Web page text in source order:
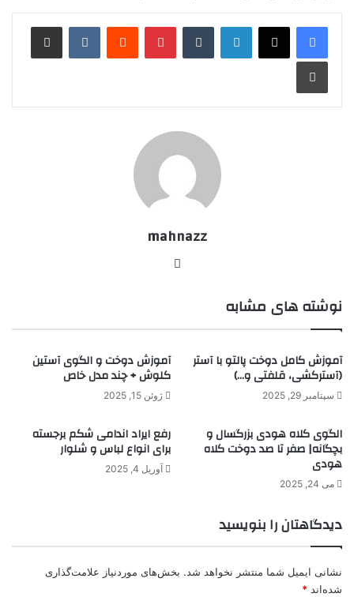
لینکدین ‫تامبلر ‫پین‌ترست‫رددیت ‫VKontakteاشتراک گذاری از طریق ایمیل
چاپ
mahnazz
نوشته های مشابه
آموزش کامل دوخت پالتو با آستر
(آسترکشی، قلفتی و…)
سپتامبر 29, 2025
آموزش دوخت و الگوی آستین
کلوش + چند مدل خاص
ژوئن 15, 2025
الگوی کلاه هودی بزرگسال و
بچگانه| صفر تا صد دوخت کلاه
هودی
می 24, 2025
رفع ایراد اندامی شکم برجسته
برای انواع لباس و شلوار
آوریل 4, 2025
دیدگاهتان را بنویسید
نشانی ایمیل شما منتشر نخواهد شد. بخش‌های موردنیاز علامت‌گذاری
شده‌اند *